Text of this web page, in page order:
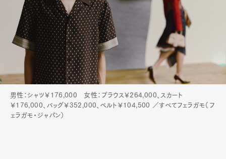
男性：シャツ￥176,000 女性：ブラウス￥264,000、スカート
￥176,000、バッグ￥352,000、ベルト￥104,500 ／すべてフェラガモ（フ
ェラガモ・ジャパン）